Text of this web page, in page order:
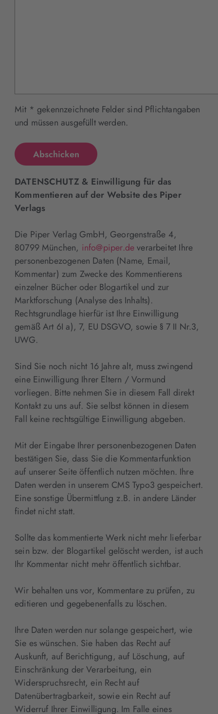
Mit * gekennzeichnete Felder sind Pflichtangaben
und müssen ausgefüllt werden.
DATENSCHUTZ & Einwilligung für das
Kommentieren auf der Website des Piper
Verlags
Die Piper Verlag GmbH, Georgenstraße 4,
80799 München, info@piper.deverarbeitet Ihre
personenbezogenen Daten (Name, Email,
Kommentar) zum Zwecke des Kommentierens
einzelner Bücher oder Blogartikel und zur
Marktforschung (Analyse des Inhalts).
Rechtsgrundlage hierfür ist Ihre Einwilligung
gemäß Art 6I a), 7, EU DSGVO, sowie § 7 II Nr.3,
UWG.
Sind Sie noch nicht 16 Jahre alt, muss zwingend
eine Einwilligung Ihrer Eltern / Vormund
vorliegen. Bitte nehmen Sie in diesem Fall direkt
Kontakt zu uns auf. Sie selbst können in diesem
Fall keine rechtsgültige Einwilligung abgeben.
Mit der Eingabe Ihrer personenbezogenen Daten
bestätigen Sie, dass Sie die Kommentarfunktion
auf unserer Seite öffentlich nutzen möchten. Ihre
Daten werden in unserem CMS Typo3 gespeichert.
Eine sonstige Übermittlung z.B. in andere Länder
findet nicht statt.
Sollte das kommentierte Werk nicht mehr lieferbar
sein bzw. der Blogartikel gelöscht werden, ist auch
Ihr Kommentar nicht mehr öffentlich sichtbar.
Wir behalten uns vor, Kommentare zu prüfen, zu
editieren und gegebenenfalls zu löschen.
Ihre Daten werden nur solange gespeichert, wie
Sie es wünschen. Sie haben das Recht auf
Auskunft, auf Berichtigung, auf Löschung, auf
Einschränkung der Verarbeitung, ein
Widerspruchsrecht, ein Recht auf
Datenübertragbarkeit, sowie ein Recht auf
Widerruf Ihrer Einwilligung. Im Falle eines